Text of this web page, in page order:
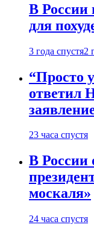
В России
для
3 года спустя2
“Просто
ответил
23 часа спустя
В России
москаля»
24 часа спустя